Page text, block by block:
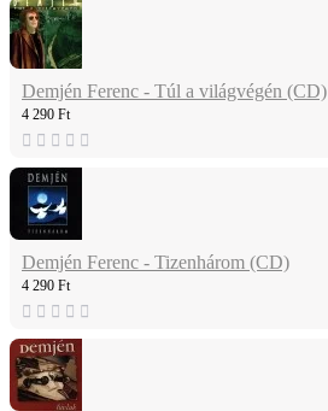
Demjén Ferenc - Túl a világvégén (CD)
4 290 Ft
Demjén Ferenc - Tizenhárom (CD)
4 290 Ft